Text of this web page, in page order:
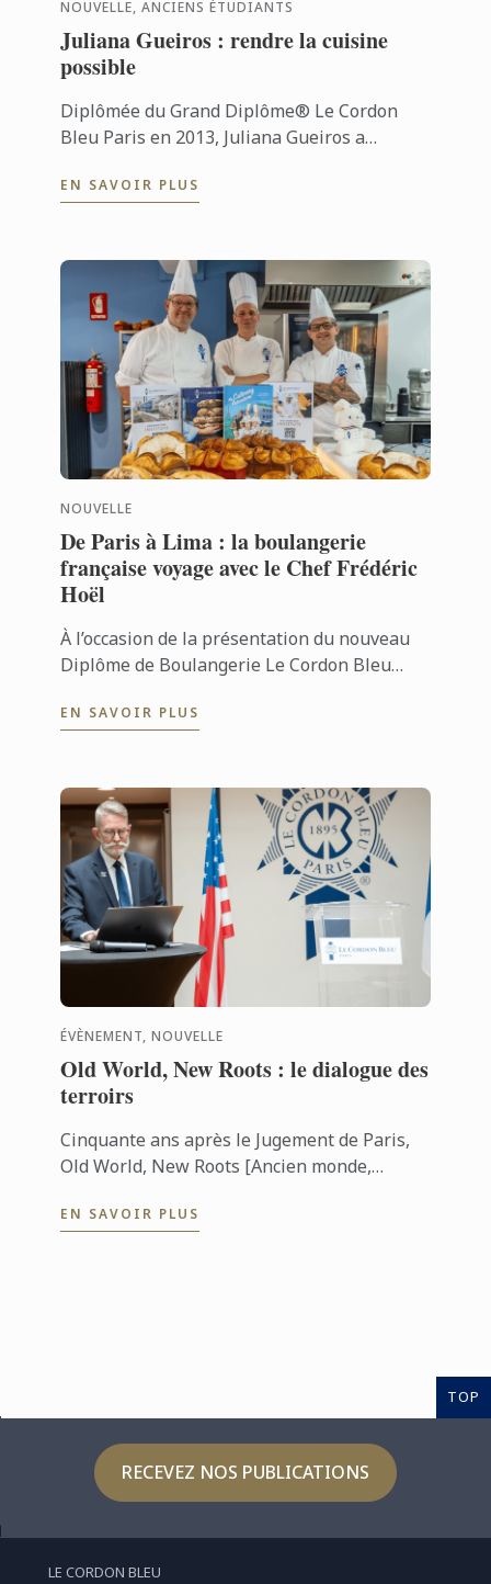
NOUVELLE, ANCIENS ÉTUDIANTS
Juliana Gueiros : rendre la cuisine
possible
Diplômée du Grand Diplôme® Le Cordon
Bleu Paris en 2013, Juliana Gueiros a
classiques de la restauration. Après ...
EN SAVOIR PLUS
NOUVELLE
De Paris à Lima : la boulangerie
française voyage avec le Chef Frédéric
Hoël
À l’occasion de la présentation du nouveau
Diplôme de Boulangerie Le Cordon Bleu
Lima pour partager le savoir-faire de ...
EN SAVOIR PLUS
ÉVÈNEMENT, NOUVELLE
Old World, New Roots : le dialogue des
terroirs
Cinquante ans après le Jugement de Paris,
Old World, New Roots [Ancien monde,
vins de Virginie lors d’une ...
EN SAVOIR PLUS
TOP
RECEVEZ NOS PUBLICATIONS
LE CORDON BLEU